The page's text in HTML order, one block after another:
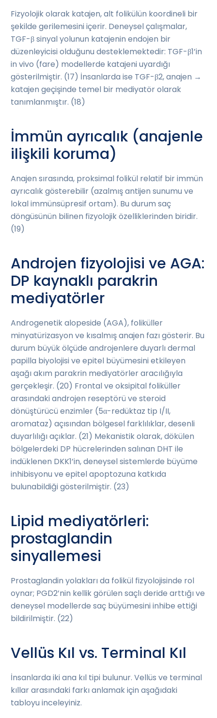
Fizyolojik olarak katajen, alt folikülün koordineli bir
şekilde gerilemesini içerir. Deneysel çalışmalar,
TGF-β sinyal yolunun katajenin endojen bir
düzenleyicisi olduğunu desteklemektedir: TGF-β1’in
in vivo (fare) modellerde katajeni uyardığı
gösterilmiştir. (17) İnsanlarda ise TGF-β2, anajen →
katajen geçişinde temel bir mediyatör olarak
tanımlanmıştır. (18)
İmmün ayrıcalık (anajenle
ilişkili koruma)
Anajen sırasında, proksimal folikül relatif bir immün
ayrıcalık gösterebilir (azalmış antijen sunumu ve
lokal immünsüpresif ortam). Bu durum saç
döngüsünün bilinen fizyolojik özelliklerinden biridir.
(19)
Androjen fizyolojisi ve AGA:
DP kaynaklı parakrin
mediyatörler
Androgenetik alopeside (AGA), foliküller
minyatürizasyon ve kısalmış anajen fazı gösterir. Bu
durum büyük ölçüde androjenlere duyarlı dermal
papilla biyolojisi ve epitel büyümesini etkileyen
aşağı akım parakrin mediyatörler aracılığıyla
gerçekleşir. (20) Frontal ve oksipital foliküller
arasındaki androjen reseptörü ve steroid
dönüştürücü enzimler (5α-redüktaz tip I/II,
aromataz) açısından bölgesel farklılıklar, desenli
duyarlılığı açıklar. (21) Mekanistik olarak, dökülen
bölgelerdeki DP hücrelerinden salınan DHT ile
indüklenen DKK1’in, deneysel sistemlerde büyüme
inhibisyonu ve epitel apoptozuna katkıda
bulunabildiği gösterilmiştir. (23)
Lipid mediyatörleri:
prostaglandin
sinyallemesi
Prostaglandin yolakları da folikül fizyolojisinde rol
oynar; PGD2’nin kellik görülen saçlı deride arttığı ve
deneysel modellerde saç büyümesini inhibe ettiği
bildirilmiştir. (22)
Vellüs Kıl vs. Terminal Kıl
İnsanlarda iki ana kıl tipi bulunur. Vellüs ve terminal
kıllar arasındaki farkı anlamak için aşağıdaki
tabloyu inceleyiniz.